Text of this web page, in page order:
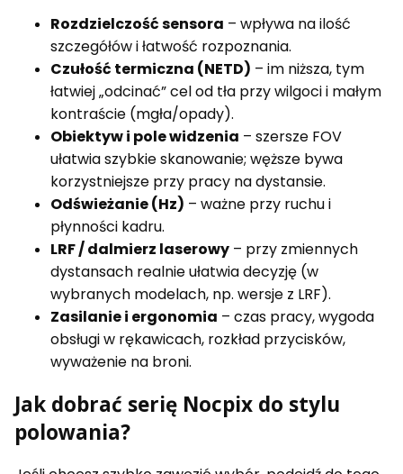
Rozdzielczość sensora – wpływa na ilość
szczegółów i łatwość rozpoznania.
Czułość termiczna (NETD) – im niższa, tym
łatwiej „odcinać” cel od tła przy wilgoci i małym
kontraście (mgła/opady).
Obiektyw i pole widzenia – szersze FOV
ułatwia szybkie skanowanie; węższe bywa
korzystniejsze przy pracy na dystansie.
Odświeżanie (Hz) – ważne przy ruchu i
płynności kadru.
LRF / dalmierz laserowy – przy zmiennych
dystansach realnie ułatwia decyzję (w
wybranych modelach, np. wersje z LRF).
Zasilanie i ergonomia – czas pracy, wygoda
obsługi w rękawicach, rozkład przycisków,
wyważenie na broni.
Jak dobrać serię Nocpix do stylu
polowania?